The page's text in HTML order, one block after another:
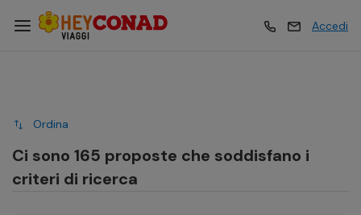
Esperienze
Accedi
Esperienze
Ordina
Ci sono 165 proposte che soddisfano i
criteri di ricerca